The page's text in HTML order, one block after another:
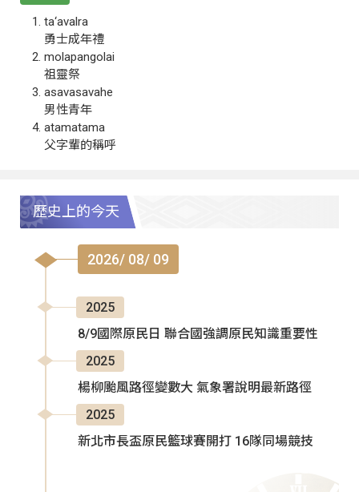
ta‘avalra
勇士成年禮
molapangolai
祖靈祭
asavasavahe
男性青年
atamatama
父字輩的稱呼
歷史上的今天
2026/ 08/ 09
2025
8/9國際原民日 聯合國強調原民知識重要性
2025
楊柳颱風路徑變數大 氣象署說明最新路徑
2025
新北市長盃原民籃球賽開打 16隊同場競技